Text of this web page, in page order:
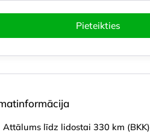
Pieteikties
Attālums līdz lidostai 330 km (BKK)